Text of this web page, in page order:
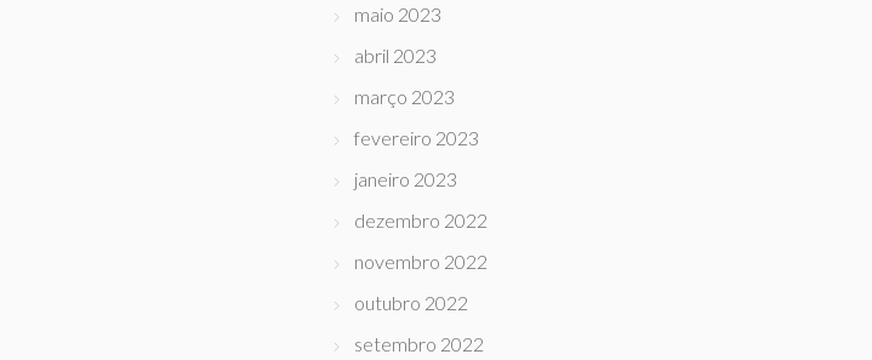
maio 2023
abril 2023
março 2023
fevereiro 2023
janeiro 2023
dezembro 2022
novembro 2022
outubro 2022
setembro 2022